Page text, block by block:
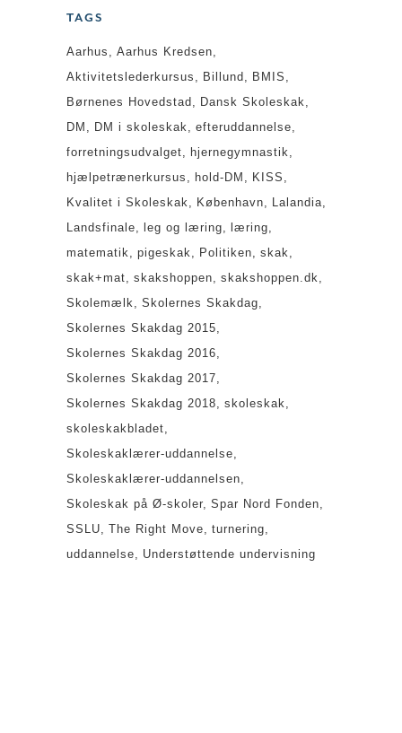
TAGS
Aarhus
Aarhus Kredsen
Aktivitetslederkursus
Billund
BMIS
Børnenes Hovedstad
Dansk Skoleskak
DM
DM i skoleskak
efteruddannelse
forretningsudvalget
hjernegymnastik
hjælpetrænerkursus
hold-DM
KISS
Kvalitet i Skoleskak
København
Lalandia
Landsfinale
leg og læring
læring
matematik
pigeskak Politiken
skak
skak+mat
skakshoppen
skakshoppen.dk
Skolemælk
Skolernes Skakdag
Skolernes Skakdag 2015
Skolernes Skakdag 2016
Skolernes Skakdag 2017
Skolernes Skakdag 2018
skoleskak
skoleskakbladet
Skoleskaklærer-uddannelse
Skoleskaklærer-uddannelsen
Skoleskak på Ø-skoler Spar Nord Fonden
SSLU
The Right Move
turnering
uddannelse
Understøttende undervisning